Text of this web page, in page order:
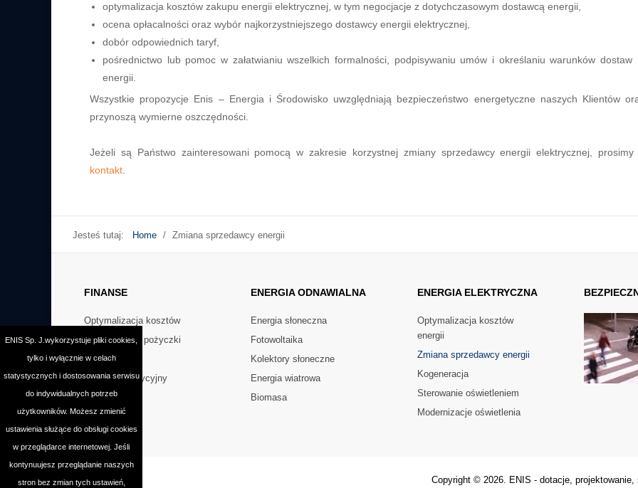
optymalizacja kosztów zakupu energii elektrycznej, w tym negocjacje z dotychczasowym dostawcą energii,
ocena opłacalności oraz wybór najkorzystniejszego dostawcy energii elektrycznej,
dobór odpowiednich taryf,
pośrednictwo lub pomoc w załatwianiu wszelkich formalności, podpisywaniu umów i określaniu warunków dostaw
energii.
Wszystkie propozycje Enis – Energia i Środowisko uwzględniają bezpieczeństwo energetyczne naszych Klientów
przynoszą wymierne oszczędności.
Jeżeli są Państwo zainteresowani pomocą w zakresie korzystnej zmiany sprzedawcy energii elektrycznej, prosimy
kontakt.
Jesteś tutaj: Home / Zmiana sprzedawcy energii
FINANSE
Optymalizacja kosztów
Preferencyjne pożyczki
PolSEFF
Kredyt inwestycyjny
Faktoring
ENERGIAODNAWIALNA
Energia słoneczna
Fotowoltaika
Kolektory słoneczne
Energia wiatrowa
Biomasa
ENERGIA ELEKTRYCZNA
Optymalizacja kosztów
energii
Zmiana sprzedawcy energii
Kogeneracja
Sterowanie oświetleniem
Modernizacje oświetlenia
Copyright © 2026. ENIS - dotacje,
ENIS Sp. J.wykorzystuje pliki cookies,
tylko i wyłącznie w celach
statystycznych i dostosowania serwisu
do indywidualnych potrzeb
użytkowników. Możesz zmienić
ustawienia służące do obsługi cookies
w przeglądarce internetowej. Jeśli
kontynuujesz przeglądanie naszych
stron bez zmian tych ustawień,